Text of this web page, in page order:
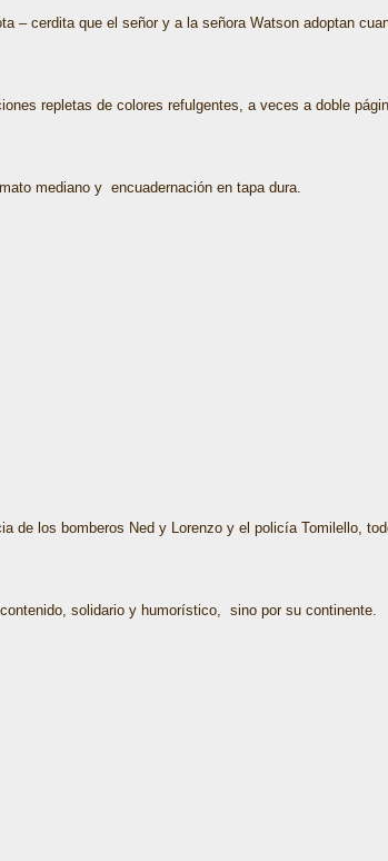
cerdita que el señor y a la señora Watson adoptan
repletas de colores refulgentes, a veces a doble
mediano y encuadernación en tapa dura.
de los bomberos Ned y Lorenzo y el policía Tomilello,
solidario y humorístico, sino por su continente.